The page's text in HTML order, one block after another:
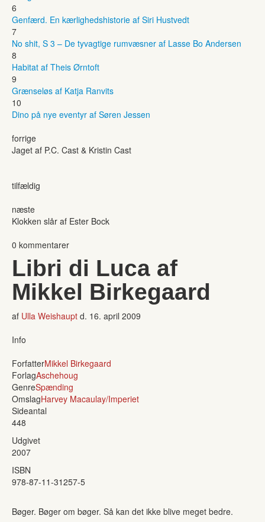
6
Genfærd. En kærlighedshistorie af Siri Hustvedt
7
No shit, S 3 – De tyvagtige rumvæsner af Lasse Bo Andersen
8
Habitat af Theis Ørntoft
9
Grænseløs af Katja Ranvits
10
Dino på nye eventyr af Søren Jessen
forrige
Jaget af P.C. Cast & Kristin Cast
tilfældig
næste
Klokken slår af Ester Bock
0 kommentarer
Libri di Luca af
Mikkel Birkegaard
af Ulla Weishaupt d. 16. april 2009
Info
ForfatterMikkel Birkegaard
ForlagAschehoug
GenreSpænding
OmslagHarvey Macaulay/Imperiet
Sideantal
448
Udgivet
2007
ISBN
978-87-11-31257-5
Bøger. Bøger om bøger. Så kan det ikke blive meget bedre.